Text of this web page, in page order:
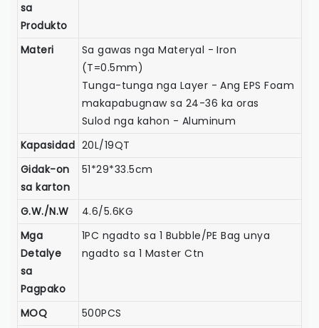
sa
Produkto
Materi
Sa gawas nga Materyal - Iron
(T=0.5mm)
Tunga-tunga nga Layer - Ang EPS Foam
makapabugnaw sa 24-36 ka oras
Sulod nga kahon - Aluminum
Kapasidad 20L/19QT
Gidak-on
sa karton
51*29*33.5cm
G.W./N.W
4.6/5.6KG
Mga
Detalye
sa
Pagpako
1PC ngadto sa 1 Bubble/PE Bag unya
ngadto sa 1 Master Ctn
MOQ
500PCS